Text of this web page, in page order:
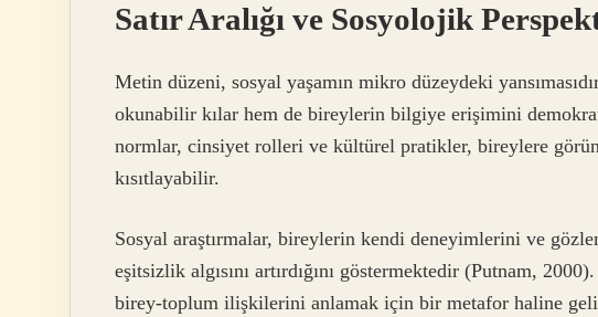
Satır Aralığı ve Sosyolojik
Metin düzeni, sosyal yaşamın mikro düzeydeki
okunabilir kılar hem de bireylerin bilgiye erişimini
normlar, cinsiyet rolleri ve kültürel pratikler, bireylere
kısıtlayabilir.
Sosyal araştırmalar, bireylerin kendi deneyimlerini ve
eşitsizlik algısını artırdığını göstermektedir (Putnam,
birey-toplum ilişkilerini anlamak için bir metafor haline